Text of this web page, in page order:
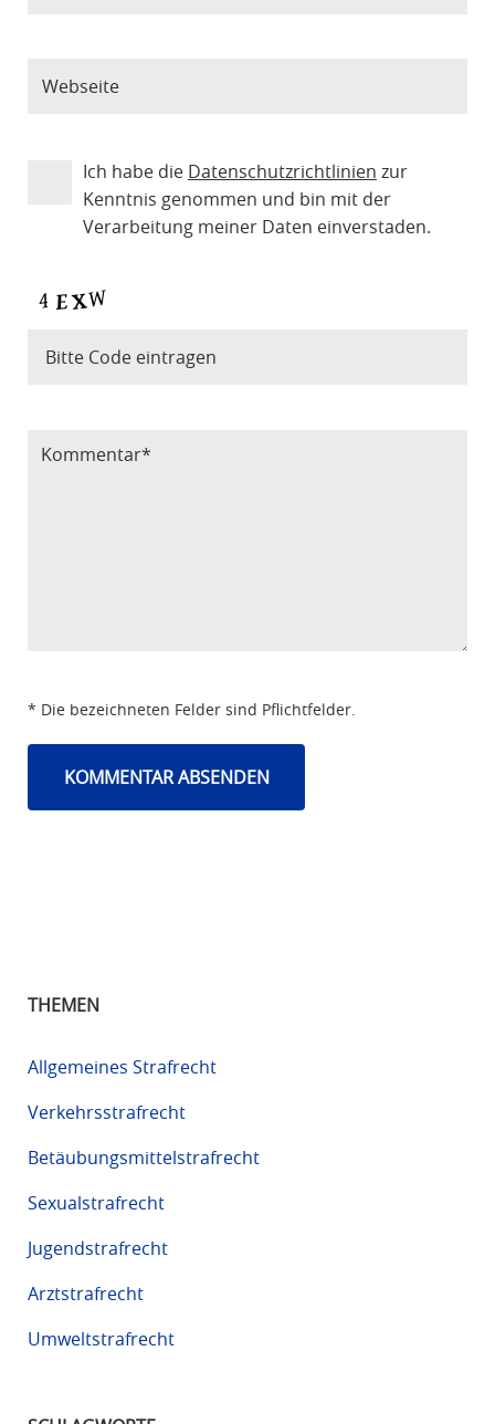
Ich habe die Datenschutzrichtlinien zur
Kenntnis genommen und bin mit der
Verarbeitung meiner Daten einverstaden.
* Die bezeichneten Felder sind Pflichtfelder.
THEMEN
Allgemeines Strafrecht
Verkehrsstrafrecht
Betäubungsmittelstrafrecht
Sexualstrafrecht
Jugendstrafrecht
Arztstrafrecht
Umweltstrafrecht